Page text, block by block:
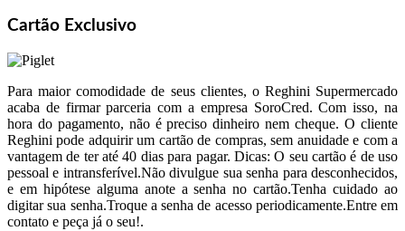
Cartão Exclusivo
Para maior comodidade de seus clientes, o Reghini Supermercado
acaba de firmar parceria com a empresa SoroCred. Com isso, na
hora do pagamento, não é preciso dinheiro nem cheque. O cliente
Reghini pode adquirir um cartão de compras, sem anuidade e com a
vantagem de ter até 40 dias para pagar. Dicas: O seu cartão é de uso
pessoal e intransferível.Não divulgue sua senha para desconhecidos,
e em hipótese alguma anote a senha no cartão.Tenha cuidado ao
digitar sua senha.Troque a senha de acesso periodicamente.Entre em
contato e peça já o seu!.